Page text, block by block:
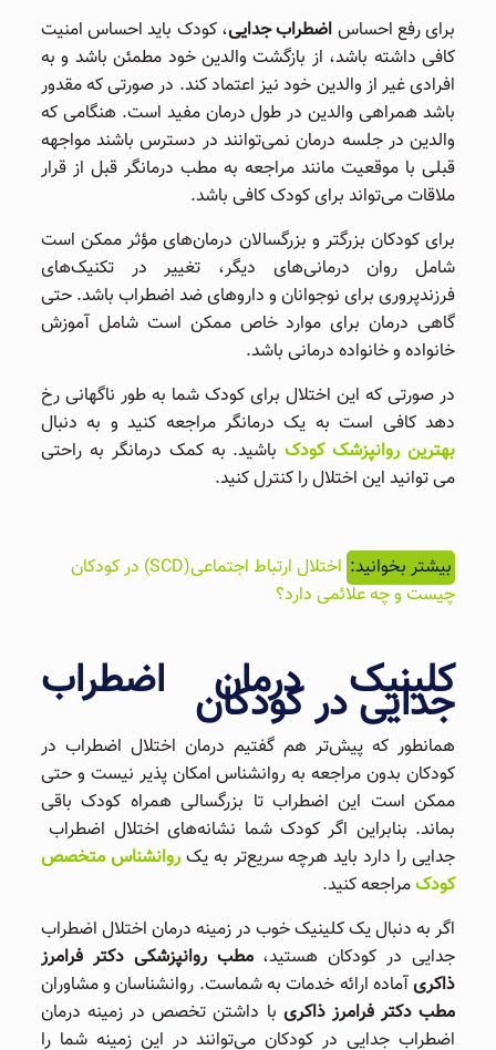
برای رفع احساس اضطراب جدایی، کودک باید احساس امنیت
کافی داشته باشد، از بازگشت والدین خود مطمئن باشد و به
افرادی غیر از والدین خود نیز اعتماد کند. در صورتی که مقدور
باشد همراهی والدین در طول درمان مفید است. هنگامی که
والدین در جلسه درمان نمی‌توانند در دسترس باشند مواجهه
قبلی با موقعیت مانند مراجعه به مطب درمانگر قبل از قرار
ملاقات می‌تواند برای کودک کافی باشد.
برای کودکان بزرگتر و بزرگسالان درمان‌های مؤثر ممکن است
شامل روان‌ درمانی‌های دیگر، تغییر در تکنیک‌های
فرزندپروری برای نوجوانان و داروهای ضد اضطراب باشد. حتی
گاهی درمان برای موارد خاص ممکن است شامل آموزش
خانواده و خانواده درمانی باشد.
در صورتی که این اختلال برای کودک شما به طور ناگهانی رخ
دهد کافی است به یک درمانگر مراجعه کنید و به دنبال
بهترین روانپزشک کودکباشید. به کمک درمانگر به راحتی
می توانید این اختلال را کنترل کنید.
بیشتر بخوانید:
اختلال ارتباط اجتماعی(SCD) در کودکان
چیست و چه علائمی دارد؟
کلینیک درمان اضطراب
جدایی در کودکان
همانطور که پیش‌تر هم گفتیم درمان اختلال اضطراب در
کودکان بدون مراجعه به روانشناس امکان‌ پذیر نیست و حتی
ممکن است این اضطراب تا بزرگسالی همراه کودک باقی
بماند. بنابراین اگر کودک شما نشانه‌های اختلال اضطراب
جدایی را دارد باید هرچه سریع‌تر به یکروانشناس متخصص
کودکمراجعه کنید.
اگر به دنبال یک کلینیک خوب در زمینه درمان اختلال اضطراب
جدایی در کودکان هستید،مطب روانپزشکی دکتر فرامرز
ذاکریآماده ارائه خدمات به شماست. روانشناسان و مشاوران
مطب دکتر فرامرز ذاکری با داشتن تخصص در زمینه درمان
اضطراب جدایی در کودکان می‌توانند در این زمینه شما را